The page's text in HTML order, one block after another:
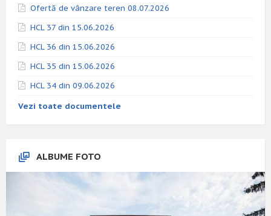
Ofertă de vânzare teren 08.07.2026
HCL 37 din 15.06.2026
HCL 36 din 15.06.2026
HCL 35 din 15.06.2026
HCL 34 din 09.06.2026
Vezi toate documentele
ALBUME FOTO